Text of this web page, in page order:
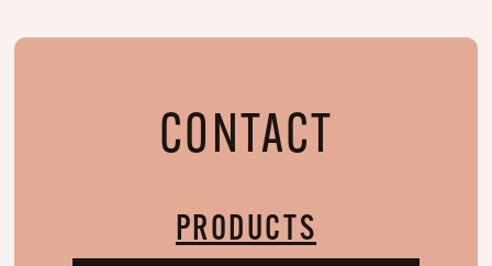
CONTACT
PRODUCTS